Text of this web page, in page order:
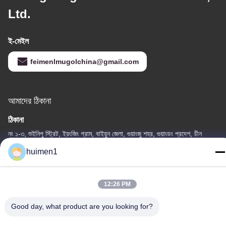
Ltd.
ই-মেইল
feimenlmugolchina@gmail.com
আমাদের ঠিকানা
ঠিকানা
নং ১-৩, শুইনিপু স্ট্রিট, ইয়ংজিং গ্রাম, বাইয়ুন জেলা, গুয়াংজু শহর, গুয়াংডং প্রদেশ, চীন
টেলিফোন
86-18929562701
huimen1
12:26 PM
Good day, what product are you looking for?